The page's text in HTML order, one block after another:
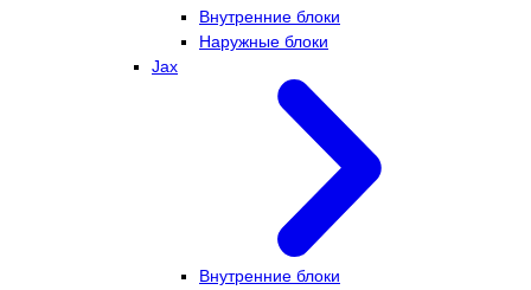
Внутренние блоки
Наружные блоки
Jax
Внутренние блоки